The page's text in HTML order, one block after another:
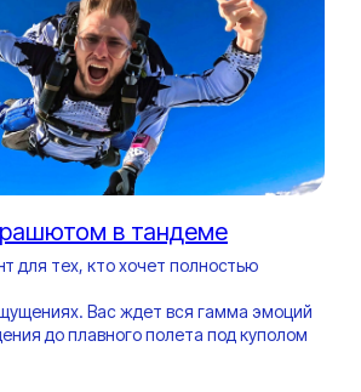
в тандеме
для тех, кто хочет полностью
Вас ждет вся гамма эмоций
до плавного полета под куполом